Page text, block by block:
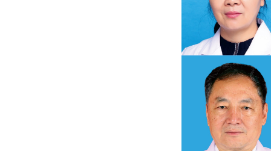
眼科副主任医师
孙俊华
心血管内科主任医